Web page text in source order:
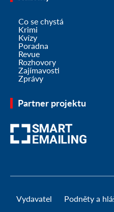
Co se chystá
Krimi
Kvízy
Poradna
Revue
Rozhovory
Zajímavosti
Zprávy
Partner projektu
Vydavatel Podněty a